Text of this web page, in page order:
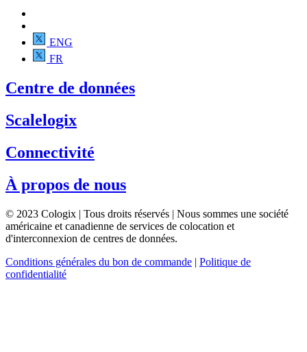
ENG
FR
Centre de données
Scalelogix
Connectivité
À propos de nous
© 2023 Cologix | Tous droits réservés | Nous sommes une société
américaine et canadienne de services de colocation et
d'interconnexion de centres de données.
Conditions générales du bon de commande | Politique de
confidentialité